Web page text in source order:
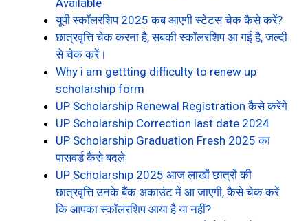
यूपी स्कॉलरशिप 2025 कब आएगी स्टेटस चेक कैसे करें?
छात्रवृत्ति चेक करना है, सबकी स्कॉलरशिप आ गई है, जल्दी
से चेक करें।
Why i am gettting difficulty to renew up
scholarship form
UP Scholarship Renewal Registration कैसे करेंगे
UP Scholarship Correction last date 2024
UP Scholarship Graduation Fresh 2025 का
पासवर्ड कैसे बदले
UP Scholarship 2025 आज लाखों छात्रों की
छात्रवृत्ति उनके बैंक अकाउंट में आ जाएगी, कैसे चेक करें
कि आपका स्कॉलरशिप आया है या नहीं?